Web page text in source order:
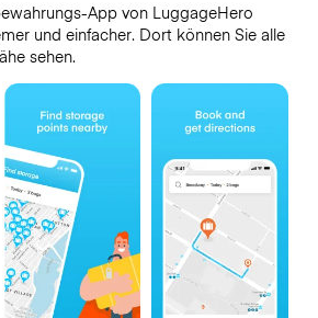
App von LuggageHero
und einfacher. Dort können Sie alle
sehen.